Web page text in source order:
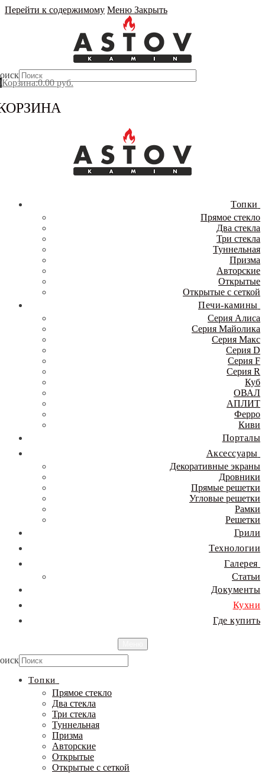
Перейти к содержимому Меню Закрыть
Корзина:0.00руб.
Топки
Прямое стекло
Два стекла
Три стекла
Туннельная
Призма
Авторские
Открытые
Открытые с сеткой
Печи-камины
Серия Алиса
Серия Майолика
Серия Макс
Серия D
Серия F
Серия R
Куб
ОВАЛ
АПЛИТ
Ферро
Киви
Порталы
Аксессуары
Декоративные экраны
Дровники
Прямые решетки
Угловые решетки
Рамки
Решетки
Грили
Технологии
Галерея
Статьи
Документы
Кухни
Где купить
Топки
Прямое стекло
Два стекла
Три стекла
Туннельная
Призма
Авторские
Открытые
Открытые с сеткой